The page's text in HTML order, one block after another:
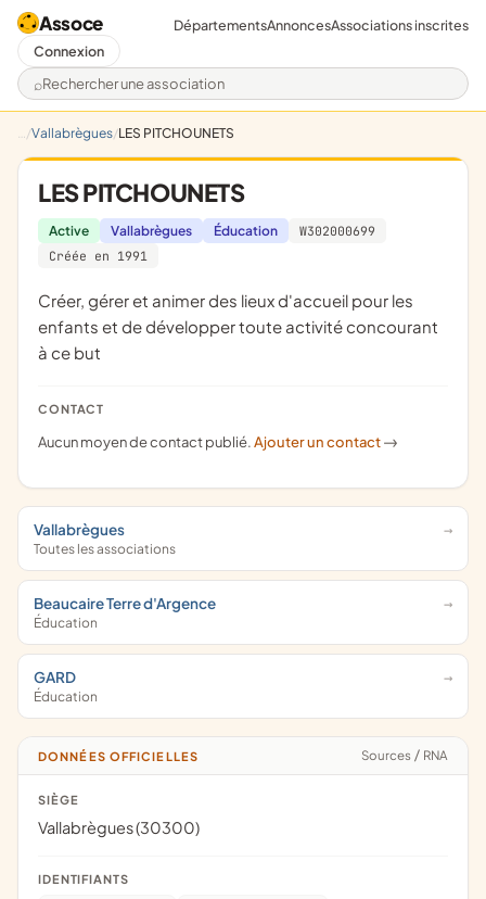
Assoce
Rechercher une association
DépartementsAnnoncesAssociations inscrites
Connexion
Vallabrègues LES PITCHOUNETS
LES PITCHOUNETS
Active Vallabrègues Éducation
W302000699
Créée en 1991
créer, gérer et animer des lieux d'accueil pour les
enfants et de développer toute activité concourant
à ce but
CONTACT
Aucun moyen de contact publié.Ajouter un contact ->
Vallabrègues
Toutes les associations
Beaucaire Terre d'Argence
Éducation
GARD
Éducation
DONNÉES OFFICIELLES Sources / RNA
SIÈGE
Vallabrègues (30300)
IDENTIFIANTS